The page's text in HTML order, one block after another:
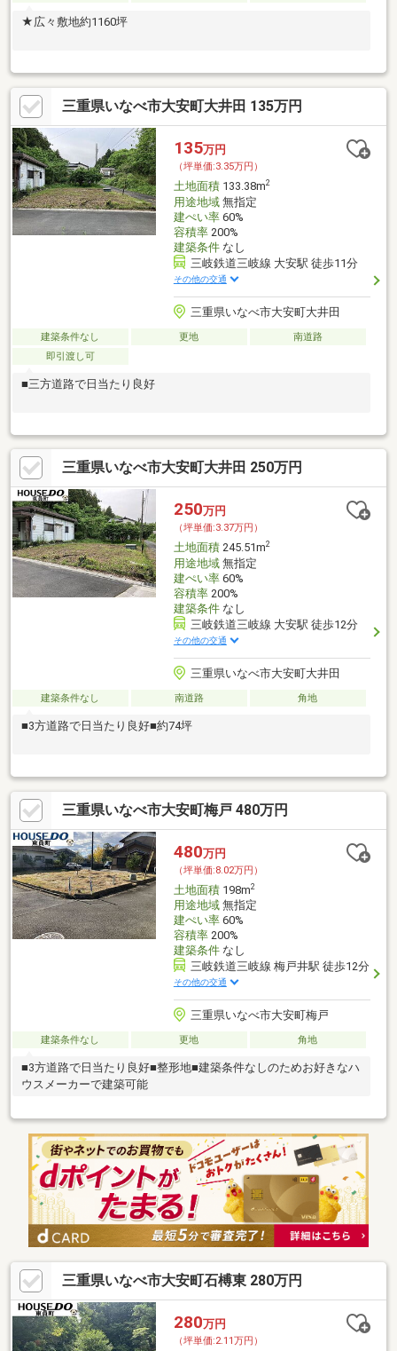
★広々敷地約1160坪
三重県いなべ市大安町大井田 135万円
135万円
（坪単価:3.35万円）
土地面積133.38m2
用途地域無指定
建ぺい率60%
容積率200%
建築条件なし
三岐鉄道三岐線 大安駅 徒歩11分
その他の交通
三重県いなべ市大安町大井田
建築条件なし 更地
南道路
即引渡し可
■三方道路で日当たり良好
三重県いなべ市大安町大井田 250万円
250万円
（坪単価:3.37万円）
土地面積245.51m2
用途地域無指定
建ぺい率60%
容積率200%
建築条件なし
三岐鉄道三岐線 大安駅 徒歩12分
その他の交通
三重県いなべ市大安町大井田
建築条件なし 南道路 角地
■3方道路で日当たり良好■約74坪
三重県いなべ市大安町梅戸 480万円
480万円
（坪単価:8.02万円）
土地面積198m2
用途地域無指定
建ぺい率60%
容積率200%
建築条件なし
三岐鉄道三岐線 梅戸井駅 徒歩12分
その他の交通
三重県いなべ市大安町梅戸
建築条件なし 更地 角地
■3方道路で日当たり良好■整形地■建築条件なしのためお好きなハ
ウスメーカーで建築可能
三重県いなべ市大安町石榑東 280万円
280万円
（坪単価:2.11万円）